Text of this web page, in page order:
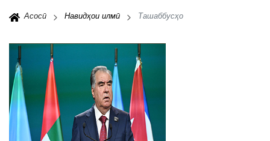
Асосӣ Навидҳои илмӣ Ташаббусҳо